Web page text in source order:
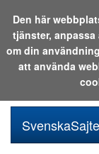
Sök i
Den här
tjänster,
om din
att använda